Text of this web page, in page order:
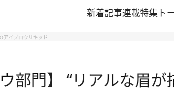
新着記事連載特集 ト
アイブロウリキッド
部門】 “リアルな眉が